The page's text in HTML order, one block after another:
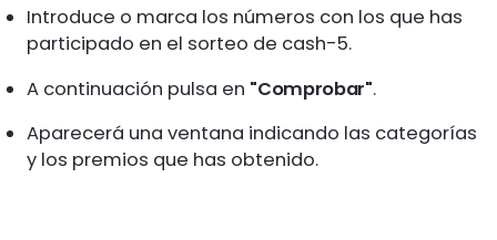
Introduce o marca los números con los que has
participado en el sorteo de cash-5.
A continuación pulsa en "Comprobar".
Aparecerá una ventana indicando las categorías
y los premios que has obtenido.